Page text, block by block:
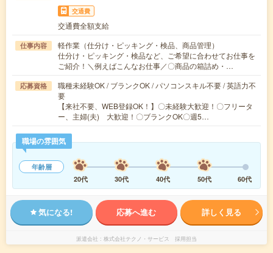
交通費
交通費全額支給
仕事内容
軽作業（仕分け・ピッキング・検品、商品管理）
仕分け・ピッキング・検品など、ご希望に合わせてお仕事を
ご紹介！＼例えばこんなお仕事／〇商品の箱詰め・…
応募資格
職種未経験OK / ブランクOK / パソコンスキル不要 / 英語力不
要
【来社不要、WEB登録OK！】〇未経験大歓迎！〇フリータ
ー、主婦(夫) 大歓迎！〇ブランクOK〇週5…
職場の雰囲気
年齢層
20代
30代 40代 50代 60代
気になる! 応募へ進む 詳しく見る
派遣会社 株式会社テクノ・サービス 採用担当